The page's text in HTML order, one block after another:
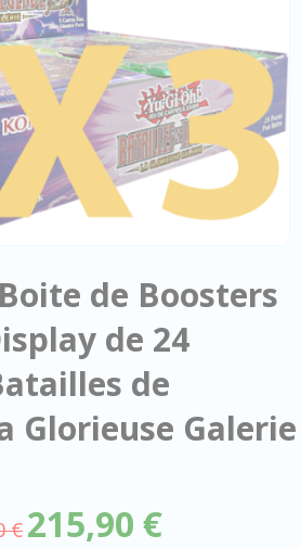
de Boosters
de 24
de
Glorieuse Galerie
€ 215,90 €